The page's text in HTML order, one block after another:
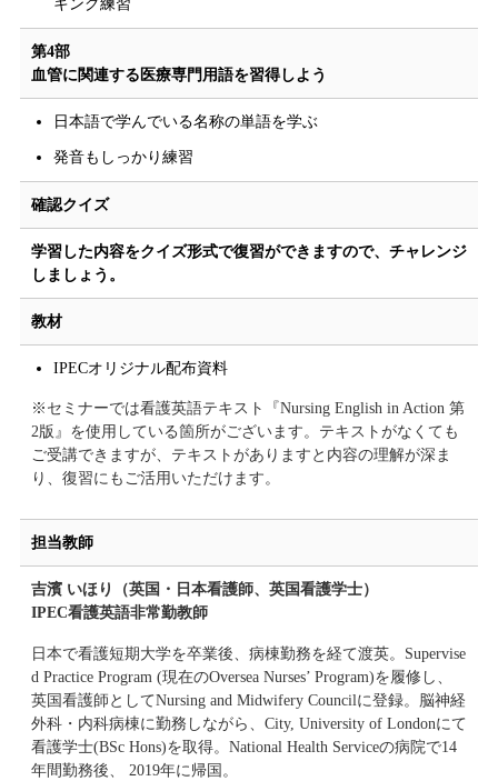
キング練習
第4部
血管に関連する医療専門用語を習得しよう
日本語で学んでいる名称の単語を学ぶ
発音もしっかり練習
確認クイズ
学習した内容をクイズ形式で復習ができますので、チャレンジ
しましょう。
教材
IPECオリジナル配布資料
※セミナーでは看護英語テキスト『Nursing English in Action 第
2版』を使用している箇所がございます。テキストがなくても
ご受講できますが、テキストがありますと内容の理解が深ま
り、復習にもご活用いただけます。
担当教師
吉濱 いほり（英国・日本看護師、英国看護学士）
IPEC看護英語非常勤教師
日本で看護短期大学を卒業後、病棟勤務を経て渡英。Supervise
d Practice Program (現在のOversea Nurses’ Program)を履修し、
英国看護師としてNursing and Midwifery Councilに登録。脳神経
外科・内科病棟に勤務しながら、City, University of Londonにて
看護学士(BSc Hons)を取得。National Health Serviceの病院で14
年間勤務後、 2019年に帰国。